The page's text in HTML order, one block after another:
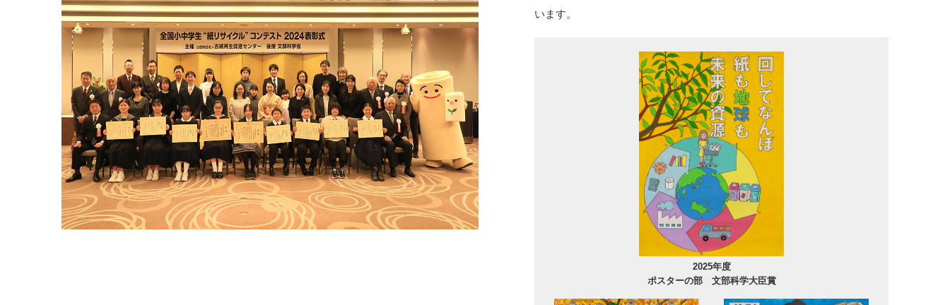
います。
2025年度
ポスターの部 文部科学大臣賞